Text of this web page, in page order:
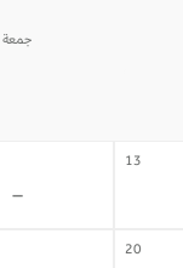
جمعة
13
-
20